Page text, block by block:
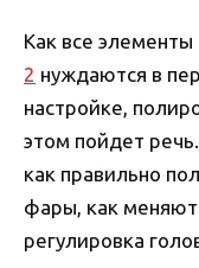
Как все
2 нуждаются в
настройке,
этом пойдет
как правильно
фары, как
регулировка